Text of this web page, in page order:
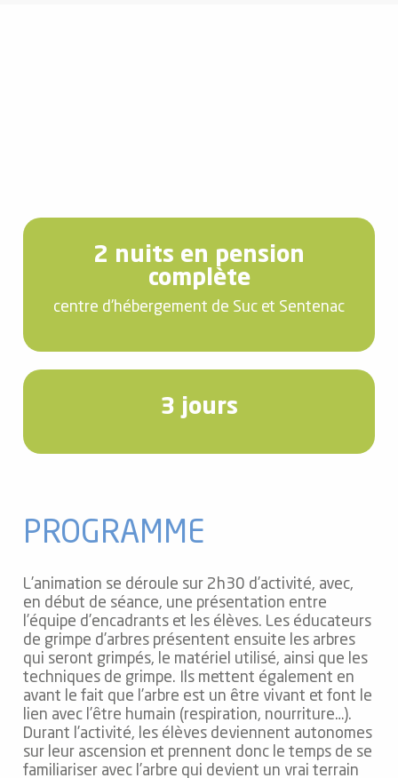
2 nuits en pension
complète
centre d'hébergement de Suc et Sentenac
3 jours
PROGRAMME
L’animation se déroule sur 2h30 d’activité, avec,
en début de séance, une présentation entre
l’équipe d’encadrants et les élèves. Les éducateurs
de grimpe d’arbres présentent ensuite les arbres
qui seront grimpés, le matériel utilisé, ainsi que les
techniques de grimpe. Ils mettent également en
avant le fait que l’arbre est un être vivant et font le
lien avec l’être humain (respiration, nourriture…).
Durant l’activité, les élèves deviennent autonomes
sur leur ascension et prennent donc le temps de se
familiariser avec l’arbre qui devient un vrai terrain